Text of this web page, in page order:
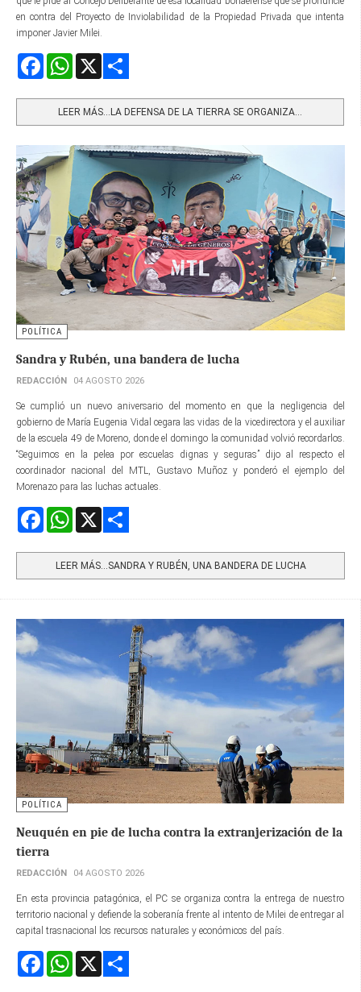
en contra del Proyecto de Inviolabilidad de la Propiedad Privada que intenta
imponer Javier Milei.
FacebookWhatsApp
LEER MÁS…LA DEFENSA DE LA TIERRA SE ORGANIZA...
POLÍTICA
Sandra y Rubén, una bandera de lucha
REDACCIÓN 04 AGOSTO 2026
Se cumplió un nuevo aniversario del momento en que la negligencia del
gobierno de María Eugenia Vidal cegara las vidas de la vicedirectora y el auxiliar
de la escuela 49 de Moreno, donde el domingo la comunidad volvió recordarlos.
“Seguimos en la pelea por escuelas dignas y seguras” dijo al respecto el
coordinador nacional del MTL, Gustavo Muñoz y ponderó el ejemplo del
Morenazo para las luchas actuales.
FacebookWhatsApp
LEER MÁS…SANDRA Y RUBÉN, UNA BANDERA DE LUCHA
POLÍTICA
Neuquén en pie de lucha contra la extranjerización de la
tierra
REDACCIÓN 04 AGOSTO 2026
En esta provincia patagónica, el PC se organiza contra la entrega de nuestro
territorio nacional y defiende la soberanía frente al intento de Milei de entregar al
capital trasnacional los recursos naturales y económicos del país.
FacebookWhatsApp